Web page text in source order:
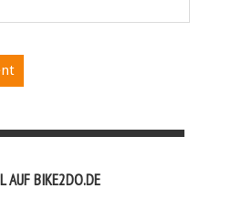
AUF BIKE2DO.DE